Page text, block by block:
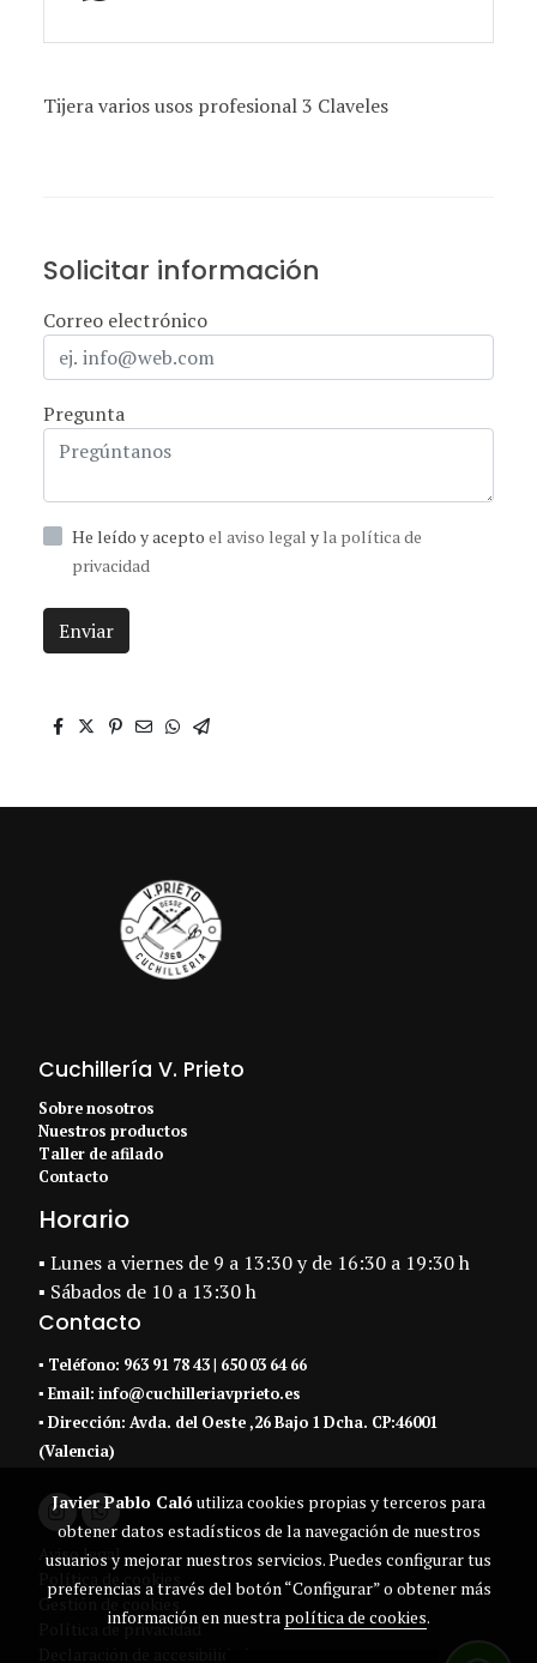
Tijera varios usos profesional 3 Claveles
Solicitar información
Correo electrónico
Pregunta
He leído y acepto el aviso legal y la política de
privacidad
Enviar
Cuchillería V. Prieto
Sobre nosotros
Nuestros productos
Taller de afilado
Contacto
Horario
▪ Lunes a viernes de 9 a 13:30 y de 16:30 a 19:30 h
▪ Sábados de 10 a 13:30 h
Contacto
▪ Teléfono: 963 91 78 43| 650 03 64 66
▪ Email: info@cuchilleriavprieto.es
▪ Dirección: Avda. del Oeste ,26 Bajo 1 Dcha. CP:46001
(Valencia)
Aviso legal
Política de cookies
Gestión de cookies
Política de privacidad
Javier Pablo Calóutiliza cookies propias y terceros para
obtener datos estadísticos de la navegación de nuestros
usuarios y mejorar nuestros servicios. Puedes configurar tus
preferencias a través del botón “Configurar” o obtener más
información en nuestra política de cookies.